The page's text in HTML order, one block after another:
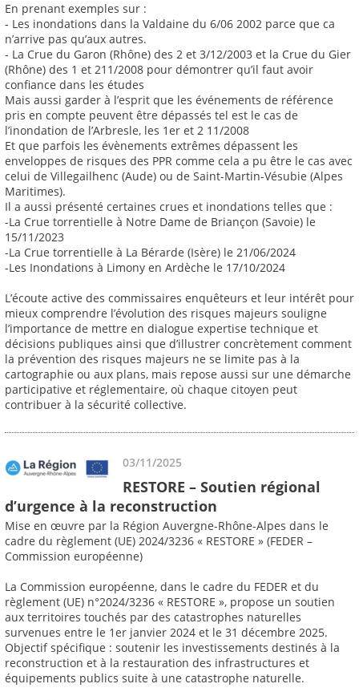
En prenant exemples sur :
- Les inondations dans la Valdaine du 6/06 2002 parce que ca
n’arrive pas qu’aux autres.
- La Crue du Garon (Rhône) des 2 et 3/12/2003 et la Crue du Gier
(Rhône) des 1 et 211/2008 pour démontrer qu’il faut avoir
confiance dans les études
Mais aussi garder à l’esprit que les événements de référence
pris en compte peuvent être dépassés tel est le cas de
l’inondation de l’Arbresle, les 1er et 2 11/2008
Et que parfois les évènements extrêmes dépassent les
enveloppes de risques des PPR comme cela a pu être le cas avec
celui de Villegailhenc (Aude) ou de Saint-Martin-Vésubie (Alpes
Maritimes).
Il a aussi présenté certaines crues et inondations telles que :
-La Crue torrentielle à Notre Dame de Briançon (Savoie) le
15/11/2023
-La Crue torrentielle à La Bérarde (Isère) le 21/06/2024
-Les Inondations à Limony en Ardèche le 17/10/2024
L’écoute active des commissaires enquêteurs et leur intérêt pour
mieux comprendre l’évolution des risques majeurs souligne
l’importance de mettre en dialogue expertise technique et
décisions publiques ainsi que d’illustrer concrètement comment
la prévention des risques majeurs ne se limite pas à la
cartographie ou aux plans, mais repose aussi sur une démarche
participative et réglementaire, où chaque citoyen peut
contribuer à la sécurité collective.
03/11/2025
RESTORE – Soutien régional
d’urgence à la reconstruction
Mise en œuvre par la Région Auvergne-Rhône-Alpes dans le
cadre du règlement (UE) 2024/3236 « RESTORE » (FEDER –
Commission européenne)
La Commission européenne, dans le cadre du FEDER et du
règlement (UE) n°2024/3236 « RESTORE », propose un soutien
aux territoires touchés par des catastrophes naturelles
survenues entre le 1er janvier 2024 et le 31 décembre 2025.
Objectif spécifique : soutenir les investissements destinés à la
reconstruction et à la restauration des infrastructures et
équipements publics suite à une catastrophe naturelle.